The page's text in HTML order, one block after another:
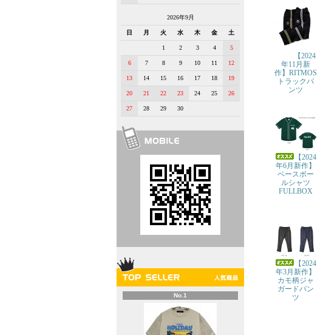
2026年9月
日 月 火 水 木 金 土
1 2 3 4 5
6 7 8 9 10 11 12
13 14 15 16 17 18 19
20 21 22 23 24 25 26
27 28 29 30
No.1
【2024
年11月新
作】RITMOS
トラックパ
ンツ
【2024
年6月新作】
ベースボー
ルシャツ
FULLBOX
【2024
年3月新作】
カモ柄ジャ
ガードパン
ツ